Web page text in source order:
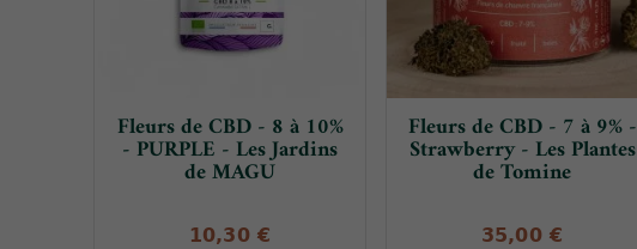
Fleurs de CBD - 8 à 10%
- PURPLE - Les Jardins
de MAGU
10,30 €
Fleurs de CBD - 7 à 9% -
Strawberry - Les Plantes
de Tomine
35,00 €